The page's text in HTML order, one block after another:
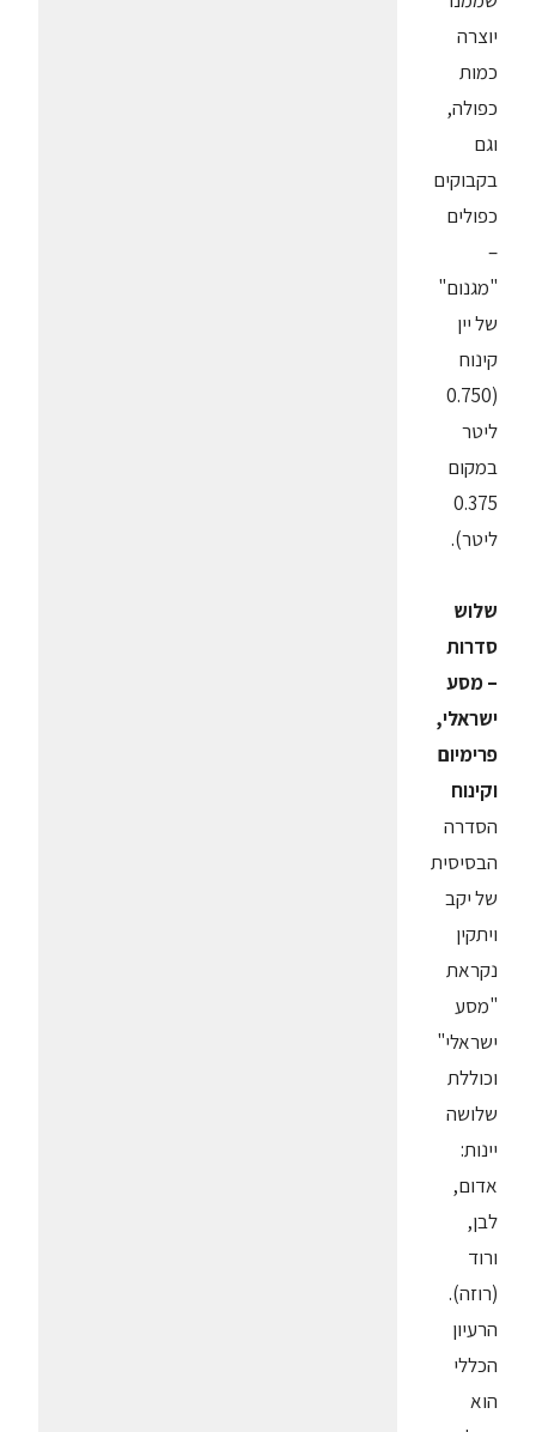
יוצרה
כמות
כפולה,
וגם
בקבוקים
כפולים
–
"מגנום"
של יין
קינוח
(0.750
ליטר
במקום
0.375
ליטר).
שלוש
סדרות
– מסע
ישראלי,
פרימיום
וקינוח
הסדרה
הבסיסית
של יקב
ויתקין
נקראת
"מסע
ישראלי"
וכוללת
שלושה
יינות:
אדום,
לבן,
ורוד
(רוזה).
הרעיון
הכללי
הוא